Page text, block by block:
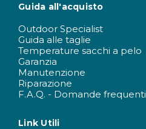
Guida all'acquisto
Outdoor Specialist
Guida alle taglie
Temperature sacchi a pelo
Garanzia
Manutenzione
Riparazione
F.A.Q. - Domande frequenti
Link Utili